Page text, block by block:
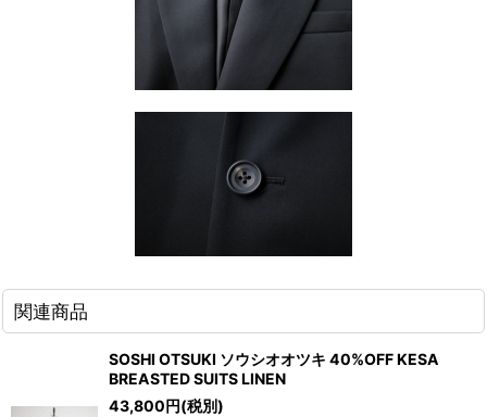
関連商品
SOSHI OTSUKI ソウシオオツキ 40%OFF KESA
BREASTED SUITS LINEN
43,800円(税別)